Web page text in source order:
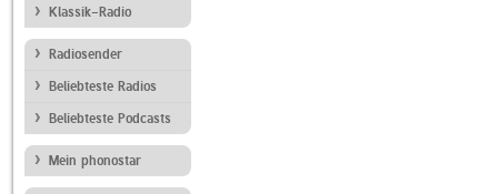
Klassik-Radio
Radiosender
Beliebteste Radios
Beliebteste Podcasts
Mein phonostar